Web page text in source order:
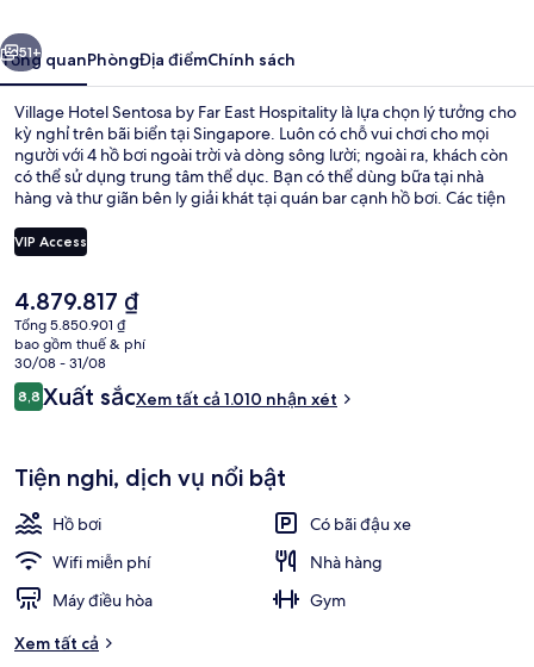
Far
East
Hospitality
51+
Tổng quanPhòngĐịa điểmChính sách
Village Hotel Sentosa by Far East Hospitality là lựa chọn lý tưởng cho
kỳ nghỉ trên bãi biển tại Singapore. Luôn có chỗ vui chơi cho mọi
người với 4 hồ bơi ngoài trời và dòng sông lười; ngoài ra, khách còn
có thể sử dụng trung tâm thể dục. Bạn có thể dùng bữa tại nhà
hàng và thư giãn bên ly giải khát tại quán bar cạnh hồ bơi. Các tiện
trẻ em và sân hiên. Hồ bơi và nhân viên nhiệt tình là những điều ghi
dấu ấn trong lòng du khách. Dịch vụ giao thông công cộng chỉ cách
World 7 phút.
VIP Access
Giá
hiện
tại
là
4.879.817 ₫
4.879.817 ₫
Tổng 5.850.901 ₫
bao gồm thuế & phí
30/08 - 31/08
Nhận
xét
8,88,8 trên 10,
Xuất sắcXem tất cả 1.010 nhận xét
Tiện nghi, dịch vụ nổi bật
Hồ bơi
Có bãi đậu xe
Wifi miễn phí
Nhà hàng
Máy điều hòa
Gym
Xem tất cả